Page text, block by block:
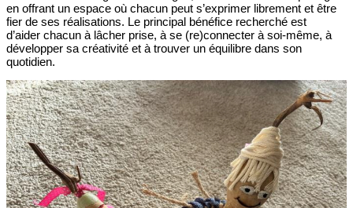
en offrant un espace où chacun peut s’exprimer librement et être
fier de ses réalisations. Le principal bénéfice recherché est
d’aider chacun à lâcher prise, à se (re)connecter à soi-même, à
développer sa créativité et à trouver un équilibre dans son
quotidien.